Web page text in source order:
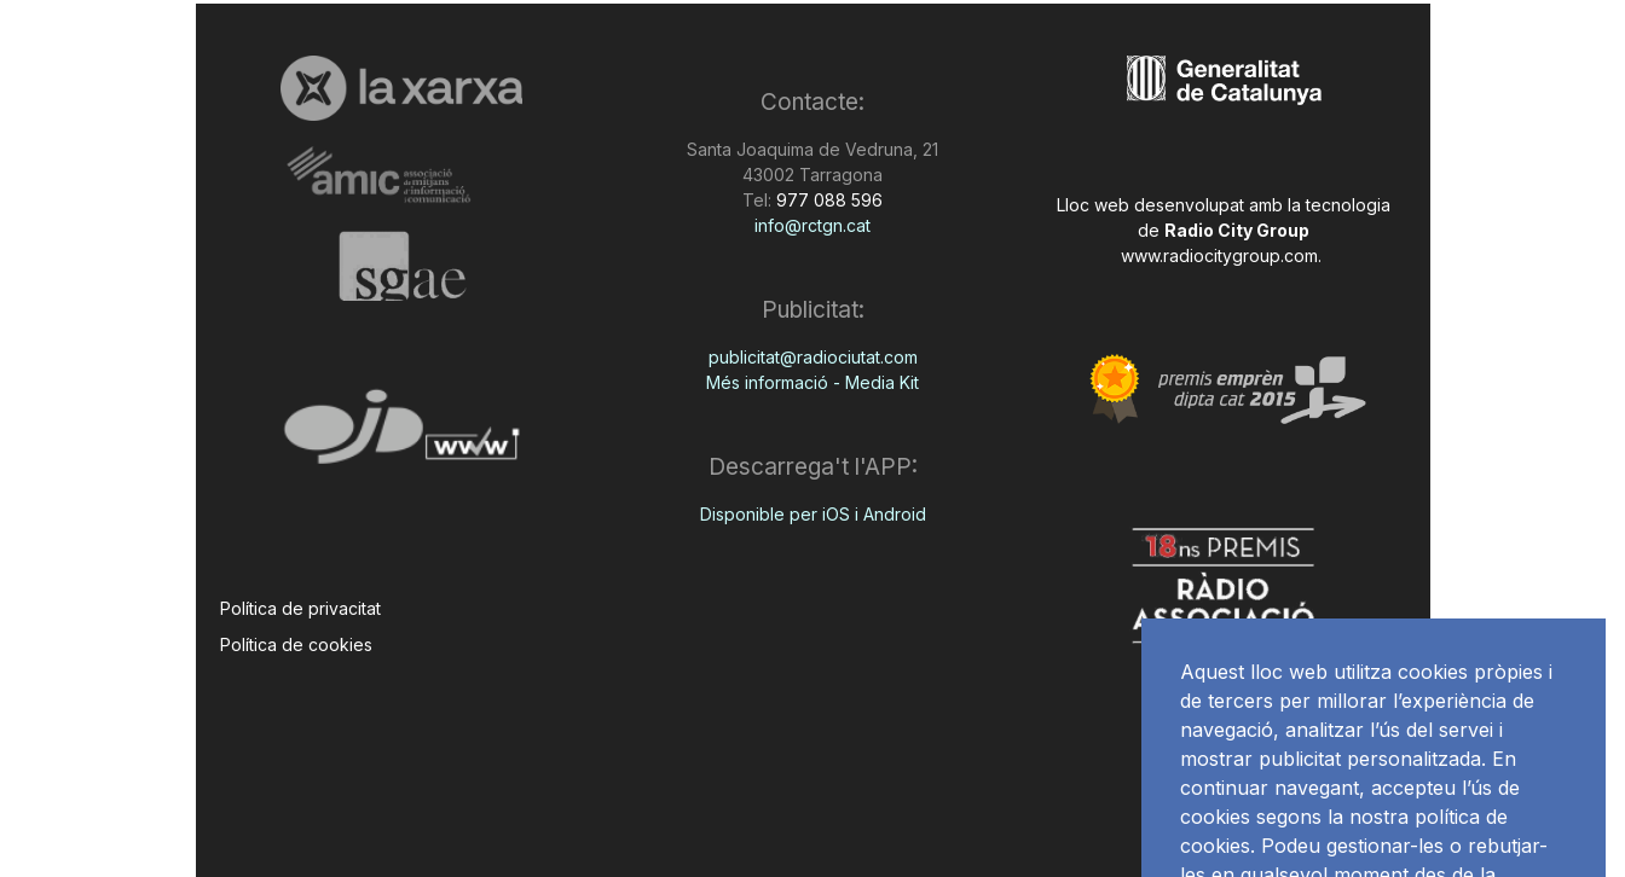
Política de privacitat
Política de cookies
Contacte:
Santa Joaquima de Vedruna, 21
43002 Tarragona
Tel: 977 088 596
info@rctgn.cat
Publicitat:
publicitat@radiociutat.com
Més informació - Media Kit
Descarrega't l'APP:
Disponible per iOS i Android
Lloc web desenvolupat amb la tecnologia
de Radio City Group
www.radiocitygroup.com.
Aquest lloc web utilitza cookies pròpies i
de tercers per millorar l’experiència de
navegació, analitzar l’ús del servei i
mostrar publicitat personalitzada. En
continuar navegant, accepteu l’ús de
cookies segons la nostra política de
cookies. Podeu gestionar-les o rebutjar-